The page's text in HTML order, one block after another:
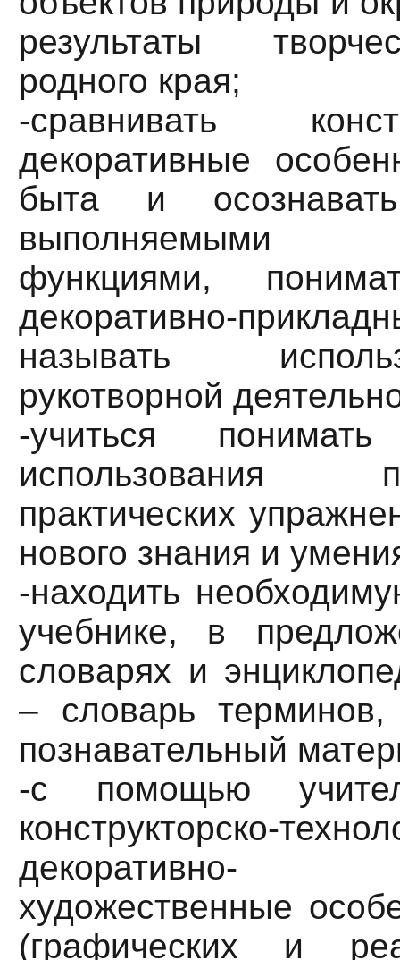
результаты
родного края;
-сравнивать
декоративные
быта и
выполняемыми
функциями,
декоративно-
называть
рукотворной
-учиться понимать
использования
практических
нового знания и
-находить
учебнике, в
словарях и
– словарь терминов,
познавательный
-с помощью
конструкторско-
декоративно-
художественные
(графических и